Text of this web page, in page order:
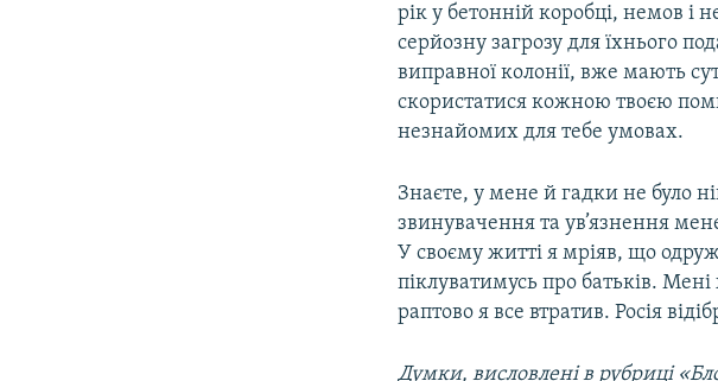
рік у бетонній коробці, немов і
серйозну загрозу для їхнього
виправної колонії, вже мають
скористатися кожною твоєю
незнайомих для тебе умовах.
Знаєте, у мене й гадки не було
звинувачення та ув’язнення
У своєму житті я мріяв, що
піклуватимусь про батьків. Мені
раптово я все втратив. Росія
Думки, висловлені в рубриці